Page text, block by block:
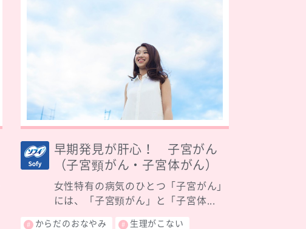
早期発見が肝心！ 子宮がん
（子宮頸がん・子宮体がん）
女性特有の病気のひとつ「子宮がん」
には、「子宮頸がん」と「子宮体...
からだのおなやみ 生理がこない